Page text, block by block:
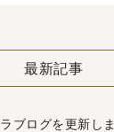
最新記事
ブログを更新しま